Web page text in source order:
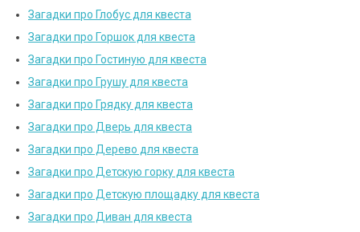
Загадки про Глобус для квеста
Загадки про Горшок для квеста
Загадки про Гостиную для квеста
Загадки про Грушу для квеста
Загадки про Грядку для квеста
Загадки про Дверь для квеста
Загадки про Дерево для квеста
Загадки про Детскую горку для квеста
Загадки про Детскую площадку для квеста
Загадки про Диван для квеста